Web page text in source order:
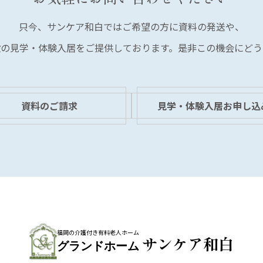
只今、サンケア和白ではご希望の方に資料の発送や、
見学・体験入居を ご提供しております。 是非この機会にど
資料のご請求 見学・体験入居お申し
福岡の介護付き有料老人ホーム
グランドホーム サンケア和白